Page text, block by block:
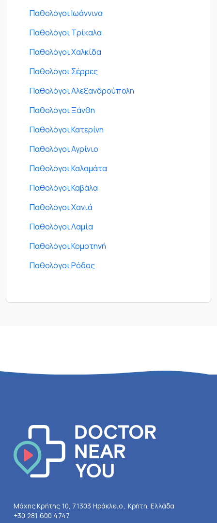
Παθολόγοι Ιωάννινα
Παθολόγοι Τρίκαλα
Παθολόγοι Χαλκίδα
Παθολόγοι Σέρρες
Παθολόγοι Αλεξανδρούπολη
Παθολόγοι Ξάνθη
Παθολόγοι Κατερίνη
Παθολόγοι Αγρίνιο
Παθολόγοι Καλαμάτα
Παθολόγοι Καβάλα
Παθολόγοι Χανιά
Παθολόγοι Λαμία
Παθολόγοι Κομοτηνή
Παθολόγοι Ρόδος
Μάχης Κρήτης 10, 71303 Ηράκλειο , Κρήτη, Ελλάδα
+30 281 600 4747